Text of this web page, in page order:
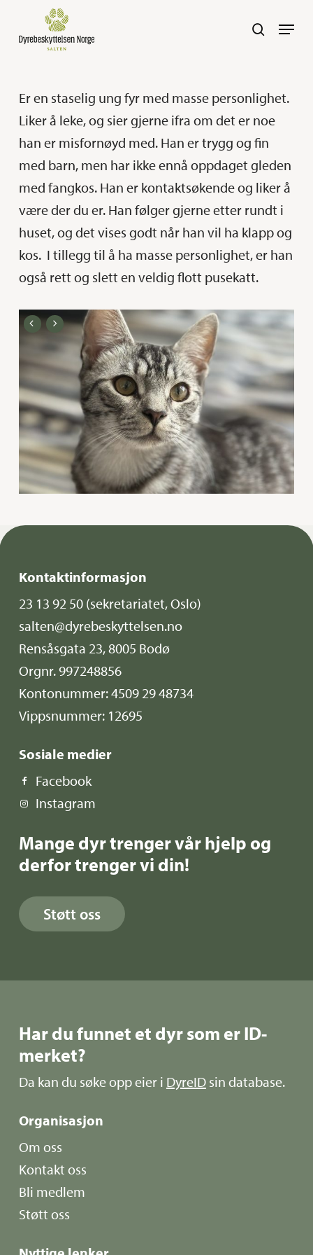
search
Er en staselig ung fyr med masse personlighet.
Liker å leke, og sier gjerne ifra om det er noe
han er misfornøyd med. Han er trygg og fin
med barn, men har ikke ennå oppdaget gleden
med fangkos. Han er kontaktsøkende og liker å
være der du er. Han følger gjerne etter rundt i
huset, og det vises godt når han vil ha klapp og
kos. I tillegg til å ha masse personlighet, er han
også rett og slett en veldig flott pusekatt.
Kontaktinformasjon
23 13 92 50 (sekretariatet, Oslo)
salten@dyrebeskyttelsen.no
Rensåsgata 23, 8005 Bodø
Orgnr. 997248856
Kontonummer: 4509 29 48734
Vippsnummer: 12695
Sosiale medier
Facebook
Instagram
Mange dyr trenger vår hjelp og
derfor trenger vi din!
Støtt oss
Har du funnet et dyr som er ID-
merket?
Da kan du søke opp eier i DyreID sin database.
Organisasjon
Om oss
Kontakt oss
Bli medlem
Støtt oss